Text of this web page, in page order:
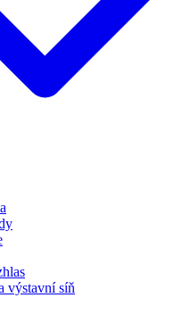
výstavní síň